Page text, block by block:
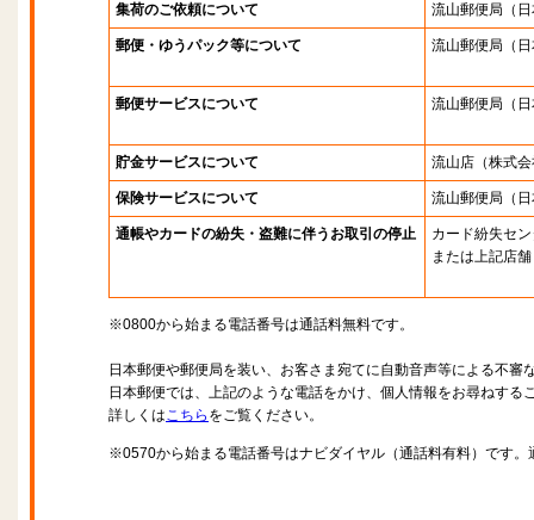
集荷のご依頼について 流山郵便局 （
郵便・ゆうパック等について 流山郵便局 （
郵便サービスについて 流山郵便局 （
貯金サービスについて 流山店 （株式
保険サービスについて 流山郵便局 （
通帳やカードの紛失・盗難に伴うお取引の停止
カード紛失セ
または上記店舗
※0800から始まる電話番号は通話料無料です。
日本郵便や郵便局を装い、お客さま宛てに自動音声等による不審
日本郵便では、上記のような電話をかけ、個人情報をお尋ねする
詳しくはこちら をご覧ください。
※0570から始まる電話番号はナビダイヤル（通話料有料）です